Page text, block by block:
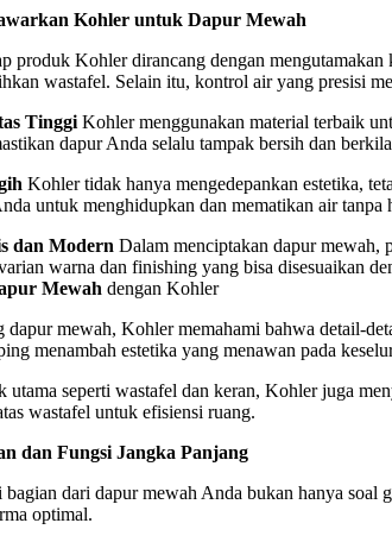
Kohler untuk Dapur Mewah
produk Kohler dirancang dengan
wastafel. Selain itu, kontrol air yang presisi
Tinggi Kohler menggunakan material terbaik
dapur Anda selalu tampak bersih dan
Kohler tidak hanya mengedepankan estetika,
untuk menghidupkan dan mematikan air tanpa
dan Modern Dalam menciptakan dapur mewah,
warna dan finishing yang bisa disesuaikan
Mewah dengan Kohler
dapur mewah, Kohler memahami bahwa detail-
menambah estetika yang menawan pada
utama seperti wastafel dan keran, Kohler juga
wastafel untuk efisiensi ruang.
dan Fungsi Jangka Panjang
dari dapur mewah Anda bukan hanya soal
optimal.